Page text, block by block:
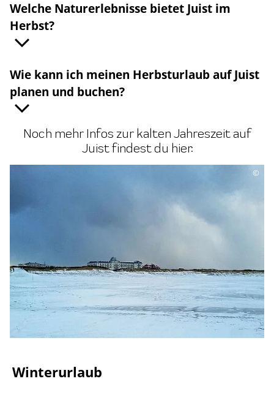
Welche Naturerlebnisse bietet Juist im
Herbst?
Wie kann ich meinen Herbsturlaub auf Juist
planen und buchen?
Noch mehr Infos zur kalten Jahreszeit auf
Juist findest du hier:
©
Winterurlaub